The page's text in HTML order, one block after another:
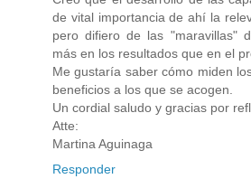
de vital importancia de ahí la
pero difiero de las "maravillas"
más en los resultados que en el
Me gustaría saber cómo miden
beneficios a los que se acogen.
Un cordial saludo y gracias por
Atte:
Martina Aguinaga
Responder